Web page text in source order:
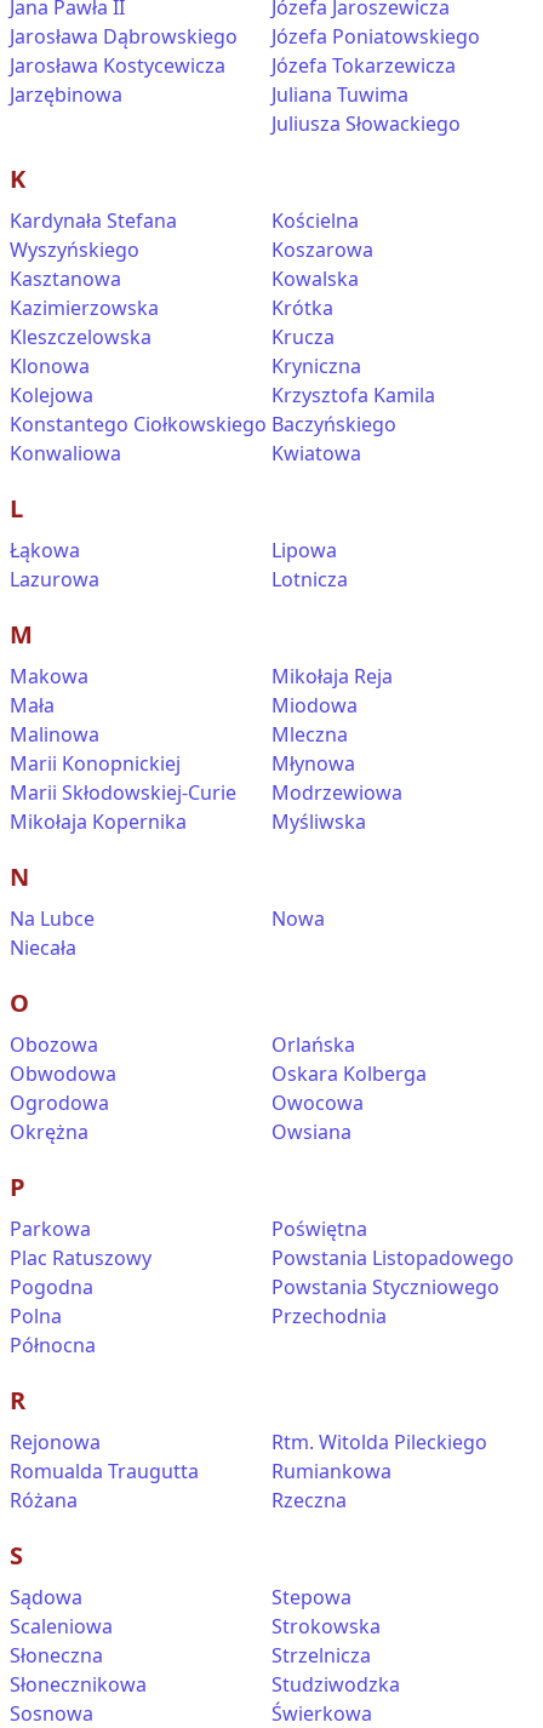
Jana Pawła II
Jarosława Dąbrowskiego
Jarosława Kostycewicza
Jarzębinowa
Józefa Jaroszewicza
Józefa Poniatowskiego
Józefa Tokarzewicza
Juliana Tuwima
Juliusza Słowackiego
K
Kardynała Stefana
Wyszyńskiego
Kasztanowa
Kazimierzowska
Kleszczelowska
Klonowa
Kolejowa
Konstantego Ciołkowskiego
Konwaliowa
Kościelna
Koszarowa
Kowalska
Krótka
Krucza
Kryniczna
Krzysztofa Kamila
Baczyńskiego
Kwiatowa
L
Łąkowa
Lazurowa
Lipowa
Lotnicza
M
Makowa
Mała
Malinowa
Marii Konopnickiej
Marii Skłodowskiej-Curie
Mikołaja Kopernika
Mikołaja Reja
Miodowa
Mleczna
Młynowa
Modrzewiowa
Myśliwska
N
Na Lubce
Niecała
Nowa
O
Obozowa
Obwodowa
Ogrodowa
Okrężna
Orlańska
Oskara Kolberga
Owocowa
Owsiana
P
Parkowa
Plac Ratuszowy
Pogodna
Polna
Północna
Poświętna
Powstania Listopadowego
Powstania Styczniowego
Przechodnia
R
Rejonowa
Romualda Traugutta
Różana
Rtm. Witolda Pileckiego
Rumiankowa
Rzeczna
S
Sądowa
Scaleniowa
Słoneczna
Słonecznikowa
Sosnowa
Stepowa
Strokowska
Strzelnicza
Studziwodzka
Świerkowa